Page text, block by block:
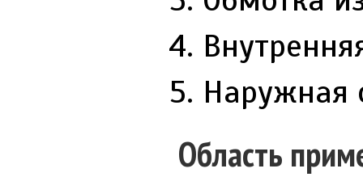
Наружная
Область